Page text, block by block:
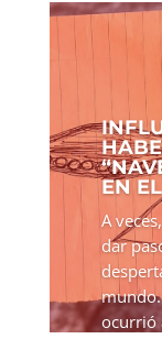
EN
A
dar
mundo.
ocurrió